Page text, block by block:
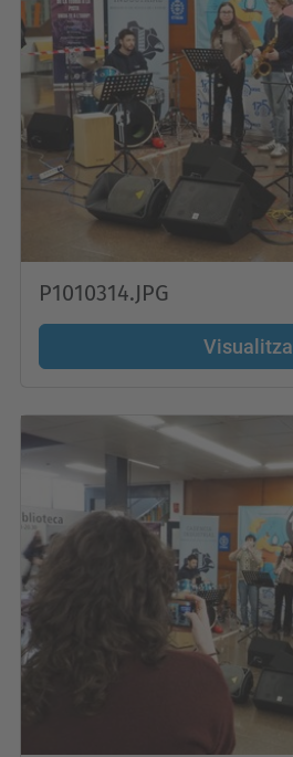
P1010314.JPG
Visualitza